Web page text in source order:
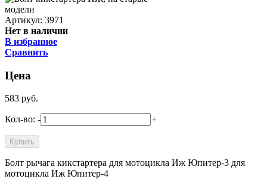
Артикул: 3971
Нет в наличии
В избранное
Сравнить
Цена
583 руб.
Кол-во: - +
Болт рычага кикстартера для мотоцикла Иж Юпитер-3 для
мотоцикла Иж Юпитер-4